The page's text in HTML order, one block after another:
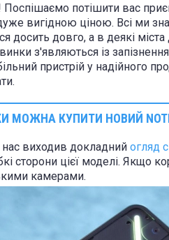
Поспішаємо потішити вас
вигідною ціною. Всі ми
досить довго, а в деякі
з'являються із
пристрій у надійного
МОЖНА КУПИТИ НОВИЙ
виходив докладний огляд
сторони цієї моделі. Якщо
камерами.